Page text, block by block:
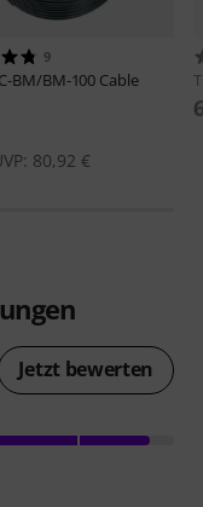
9
C-BM/BM-100 Cable
80,92 €
Jetzt bewerten